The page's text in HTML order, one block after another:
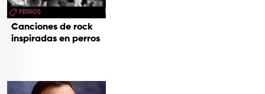
PERROS
Canciones de rock
inspiradas en perros